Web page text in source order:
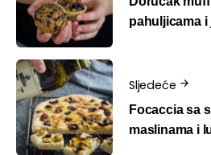
pahuljicama
Sljedeće
Focaccia sa
maslinama i